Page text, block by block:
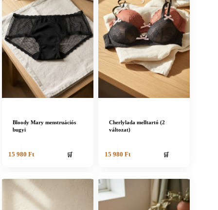
Bloody Mary menstruációs
bugyi
15 980 Ft 🛒
Cherlylada melltartó (2
változat)
15 980 Ft 🛒